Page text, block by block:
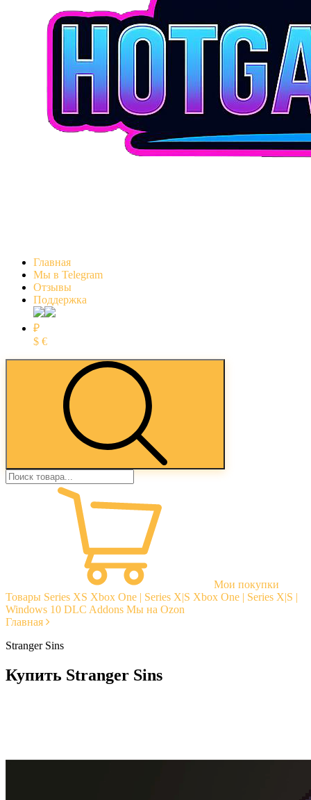
Главная
Мы в Telegram
Отзывы
Поддержка
₽
$ €
Мои покупки
Товары Series XS Xbox One | Series X|S Xbox One | Series X|S |
Windows 10 DLC Addons Мы на Ozon
Главная
Stranger Sins
Купить Stranger Sins